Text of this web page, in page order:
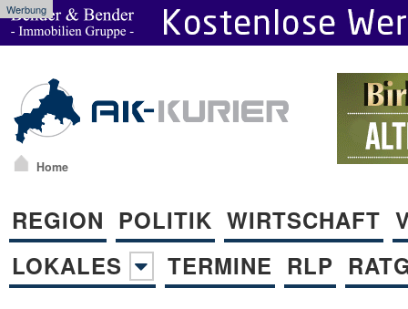
Werbung
Home
REGION POLITIK WIRTSCHAFT
LOKALES
TERMINE RLP